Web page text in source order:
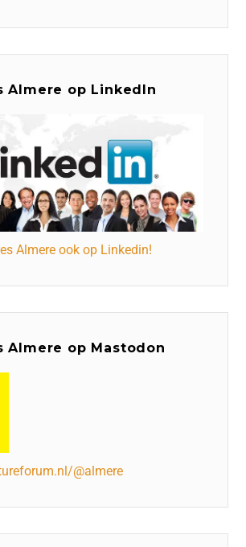
Almere op LinkedIn
Almere ook op Linkedin!
Almere op Mastodon
@almere